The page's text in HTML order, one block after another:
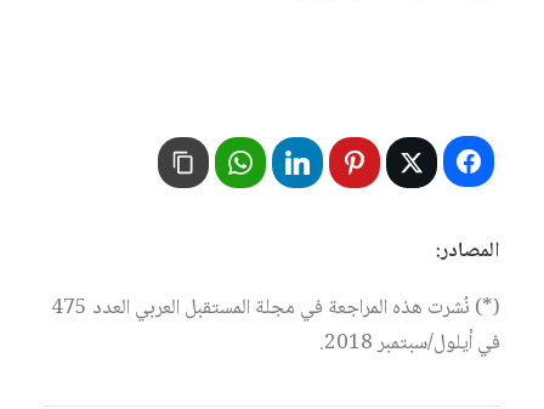
المصادر:
(*) نُشرت هذه المراجعة في مجلة المستقبل العربي العدد 475
في أيلول/سبتمبر 2018.